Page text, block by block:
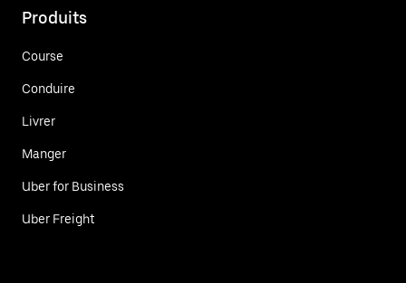
Produits
Course
Conduire
Livrer
Manger
Uber for Business
Uber Freight